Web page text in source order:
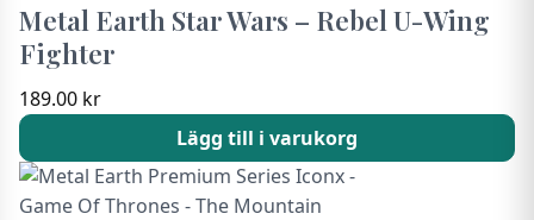
Metal Earth Star Wars – Rebel U-Wing
Fighter
189.00 kr
Lägg till i varukorg